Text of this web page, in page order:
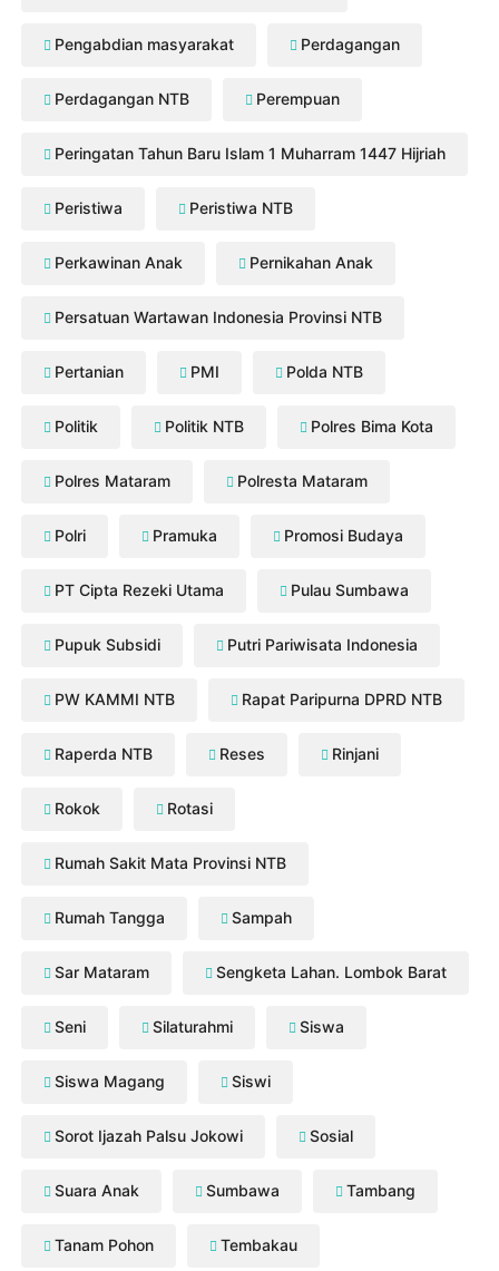
Pengabdian masyarakat Perdagangan
Perdagangan NTB Perempuan
Peringatan Tahun Baru Islam 1 Muharram 1447 Hijriah
Peristiwa Peristiwa NTB
Perkawinan Anak Pernikahan Anak
Persatuan Wartawan Indonesia Provinsi NTB
Pertanian PMI Polda NTB
Politik Politik NTB Polres Bima Kota
Polres Mataram Polresta Mataram
Polri Pramuka Promosi Budaya
PT Cipta Rezeki Utama Pulau Sumbawa
Pupuk Subsidi Putri Pariwisata Indonesia
PW KAMMI NTB Rapat Paripurna DPRD NTB
Raperda NTB Reses Rinjani
Rokok Rotasi
Rumah Sakit Mata Provinsi NTB
Rumah Tangga Sampah
Sar Mataram Sengketa Lahan. Lombok Barat
Seni Silaturahmi Siswa
Siswa Magang Siswi
Sorot Ijazah Palsu Jokowi Sosial
Suara Anak Sumbawa Tambang
Tanam Pohon Tembakau